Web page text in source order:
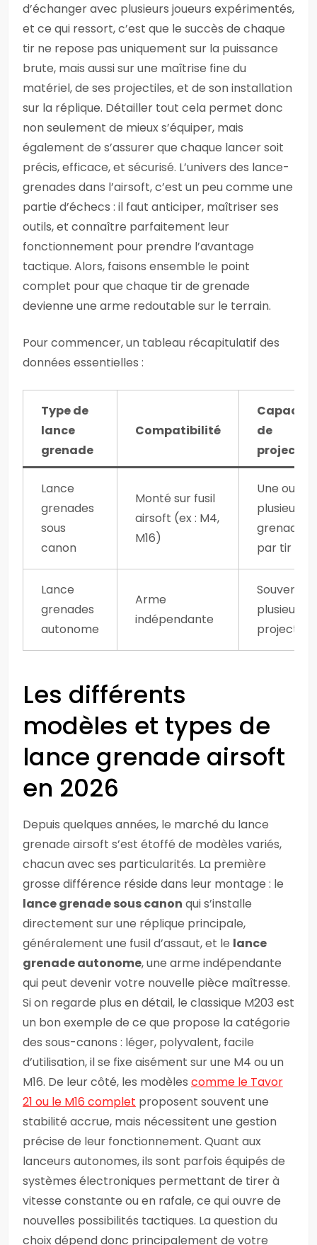
d’échanger avec plusieurs joueurs expérimentés,
et ce qui ressort, c’est que le succès de chaque
tir ne repose pas uniquement sur la puissance
brute, mais aussi sur une maîtrise fine du
matériel, de ses projectiles, et de son installation
sur la réplique. Détailler tout cela permet donc
non seulement de mieux s’équiper, mais
également de s’assurer que chaque lancer soit
précis, efficace, et sécurisé. L’univers des lance-
grenades dans l’airsoft, c’est un peu comme une
partie d’échecs : il faut anticiper, maîtriser ses
outils, et connaître parfaitement leur
fonctionnement pour prendre l’avantage
tactique. Alors, faisons ensemble le point
complet pour que chaque tir de grenade
devienne une arme redoutable sur le terrain.
Pour commencer, un tableau récapitulatif des
données essentielles :
Type de
lance
grenade
Compatibilité
Capacité
de
Lance
grenades
sous
canon
Monté sur fusil
airsoft (ex : M4,
M16)
Une ou
plusieurs
grenades
par tir
Lance
grenades
autonome
Arme
indépendante
Souvent
plusieurs
projectiles
Les différents
modèles et types de
lance grenade airsoft
en 2026
Depuis quelques années, le marché du lance
grenade airsoft s’est étoffé de modèles variés,
chacun avec ses particularités. La première
grosse différence réside dans leur montage : le
lance grenade sous canon qui s’installe
directement sur une réplique principale,
généralement une fusil d’assaut, et le lance
grenade autonome, une arme indépendante
qui peut devenir votre nouvelle pièce maîtresse.
Si on regarde plus en détail, le classique M203 est
un bon exemple de ce que propose la catégorie
des sous-canons : léger, polyvalent, facile
d’utilisation, il se fixe aisément sur une M4 ou un
M16. De leur côté, les modèles comme le Tavor
21 ou le M16 complet proposent souvent une
stabilité accrue, mais nécessitent une gestion
précise de leur fonctionnement. Quant aux
lanceurs autonomes, ils sont parfois équipés de
systèmes électroniques permettant de tirer à
vitesse constante ou en rafale, ce qui ouvre de
nouvelles possibilités tactiques. La question du
choix dépend donc principalement de votre